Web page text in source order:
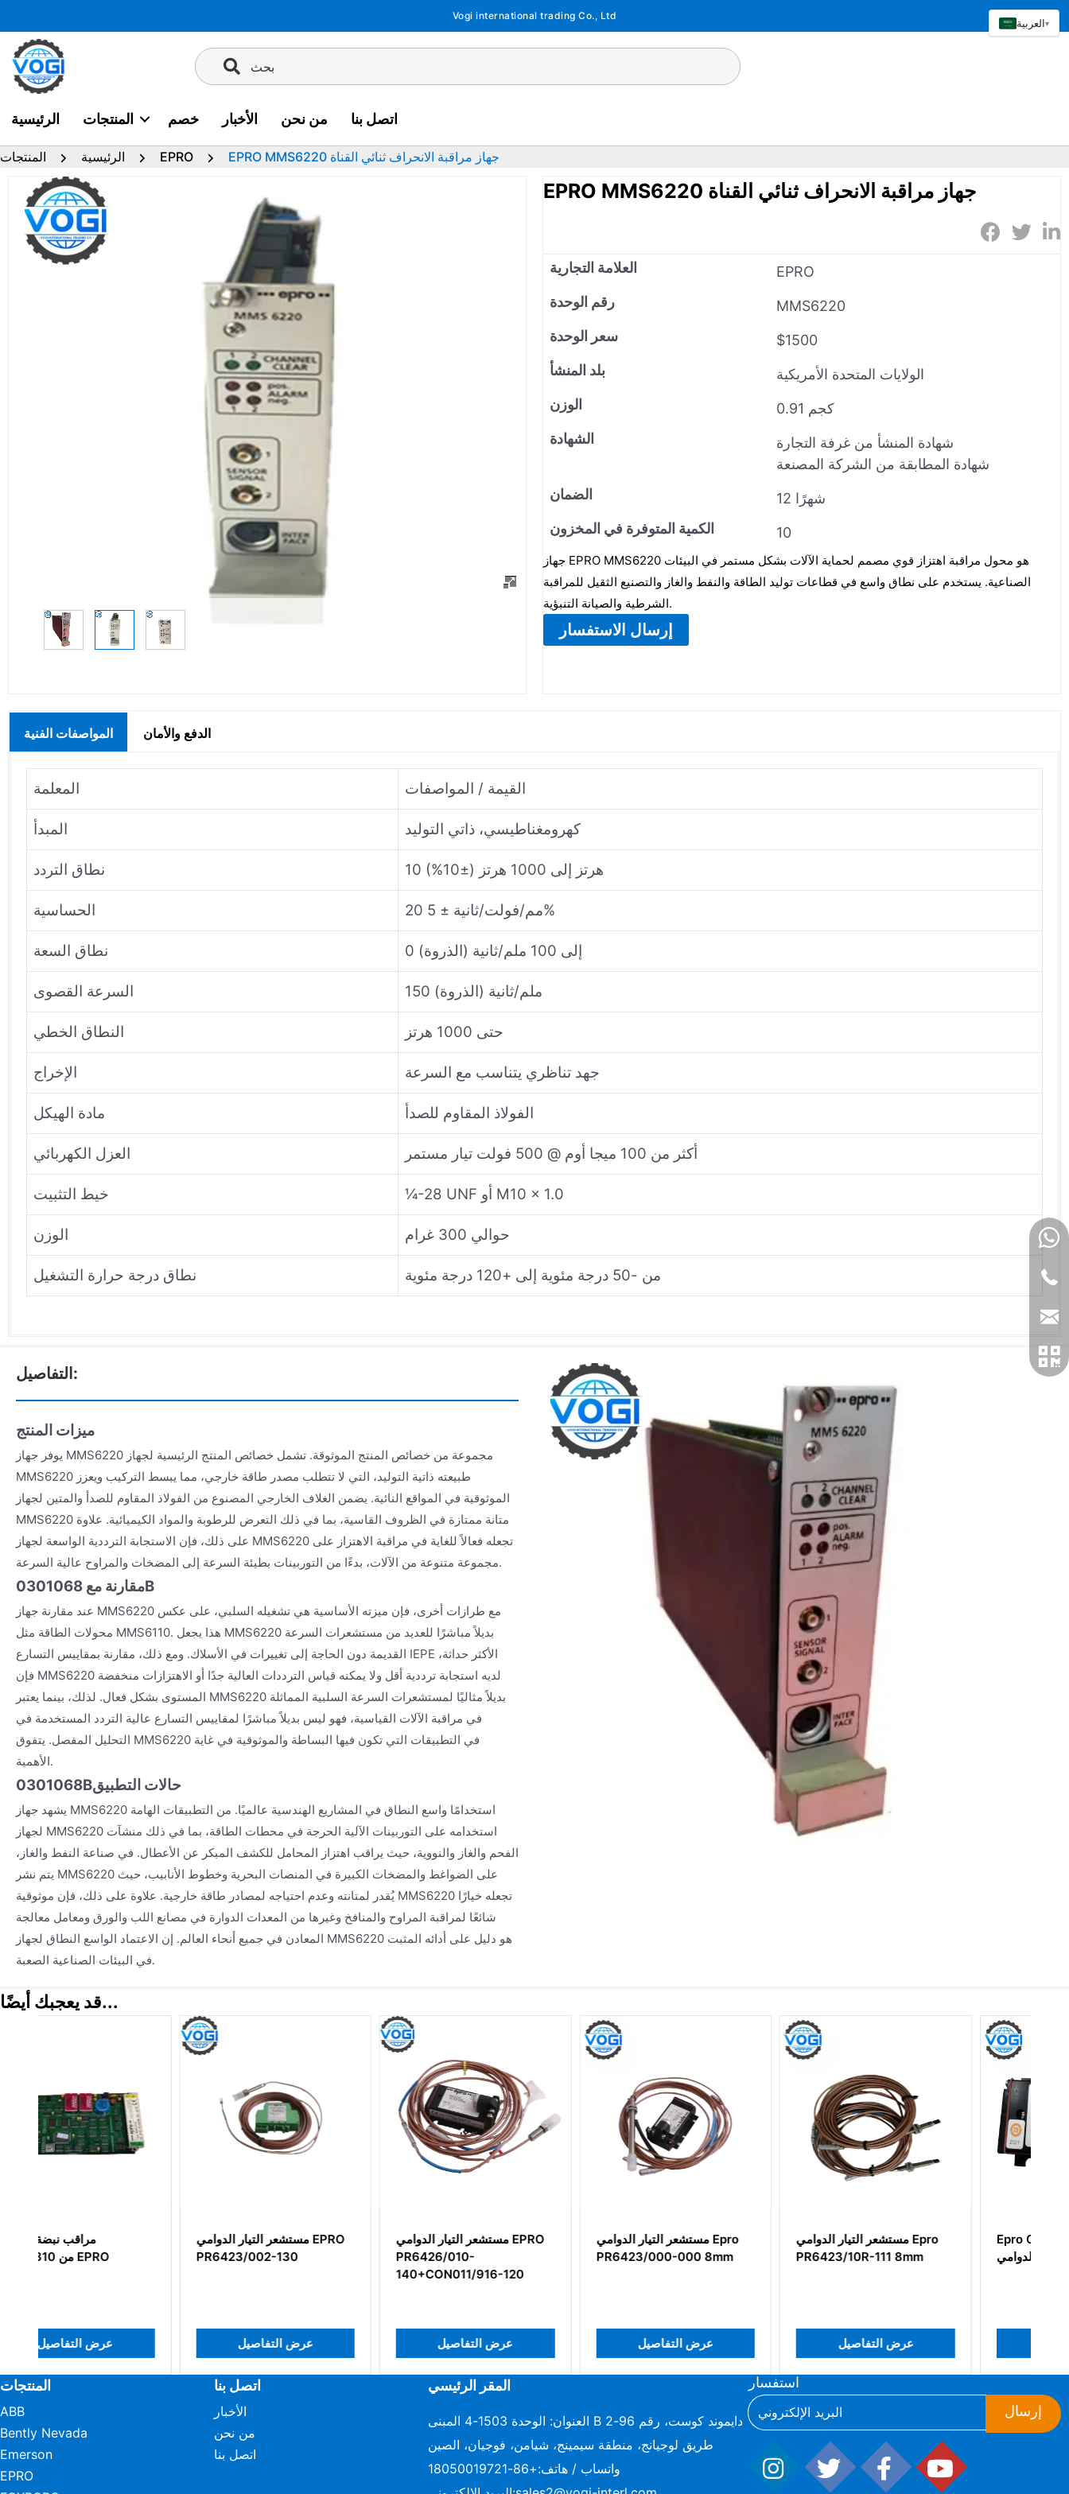
إلى
المحتوى
Vogi international trading Co., Ltd
بحث
الرئيسية المنتجات خصم الأخبار من نحن اتصل بنا
الرئيسية المنتجات EPRO EPRO MMS6220 جهاز مراقبة الانحراف ثنائي القناة
EPRO MMS6220 جهاز مراقبة الانحراف ثنائي القناة
العلامة التجارية
EPRO
رقم الوحدة
MMS6220
سعر الوحدة
$1500
بلد المنشأ
الولايات المتحدة الأمريكية
الوزن
0.91 كجم
الشهادة
شهادة المنشأ من غرفة التجارة
شهادة المطابقة من الشركة المصنعة
الضمان
12 شهرًا
الكمية المتوفرة في المخزون
10
جهاز EPRO MMS6220 هو محول مراقبة اهتزاز قوي مصمم لحماية الآلات بشكل مستمر في البيئات
الصناعية. يستخدم على نطاق واسع في قطاعات توليد الطاقة والنفط والغاز والتصنيع الثقيل للمراقبة
الشرطية والصيانة التنبؤية.
إرسال الاستفسار
المواصفات الفنية الدفع والأمان
المعلمة القيمة / المواصفات
المبدأ كهرومغناطيسي، ذاتي التوليد
نطاق التردد 10 هرتز إلى 1000 هرتز (±10%)
الحساسية 20 مم/فولت/ثانية ± 5%
نطاق السعة 0 إلى 100 ملم/ثانية (الذروة)
السرعة القصوى 150 ملم/ثانية (الذروة)
النطاق الخطي حتى 1000 هرتز
الإخراج جهد تناظري يتناسب مع السرعة
مادة الهيكل الفولاذ المقاوم للصدأ
العزل الكهربائي أكثر من 100 ميجا أوم @ 500 فولت تيار مستمر
خيط التثبيت ¼-28 UNF أو M10 × 1.0
الوزن حوالي 300 غرام
نطاق درجة حرارة التشغيل من -50 درجة مئوية إلى +120 درجة مئوية
التفاصيل:
ميزات المنتج
يوفر جهاز MMS6220 مجموعة من خصائص المنتج الموثوقة. تشمل خصائص المنتج الرئيسية لجهاز
MMS6220 طبيعته ذاتية التوليد، التي لا تتطلب مصدر طاقة خارجي، مما يبسط التركيب ويعزز
الموثوقية في المواقع النائية. يضمن الغلاف الخارجي المصنوع من الفولاذ المقاوم للصدأ والمتين لجهاز
MMS6220 متانة ممتازة في الظروف القاسية، بما في ذلك التعرض للرطوبة والمواد الكيميائية. علاوة
على ذلك، فإن الاستجابة الترددية الواسعة لجهاز MMS6220 تجعله فعالاً للغاية في مراقبة الاهتزاز على
مجموعة متنوعة من الآلات، بدءًا من التوربينات بطيئة السرعة إلى المضخات والمراوح عالية السرعة.
مقارنة مع 0301068B
عند مقارنة جهاز MMS6220 مع طرازات أخرى، فإن ميزته الأساسية هي تشغيله السلبي، على عكس
محولات الطاقة مثل MMS6110. هذا يجعل MMS6220 بديلاً مباشرًا للعديد من مستشعرات السرعة
القديمة دون الحاجة إلى تغييرات في الأسلاك. ومع ذلك، مقارنة بمقاييس التسارع IEPE الأكثر حداثة،
فإن MMS6220 لديه استجابة ترددية أقل ولا يمكنه قياس الترددات العالية جدًا أو الاهتزازات منخفضة
المستوى بشكل فعال. لذلك، بينما يعتبر MMS6220 بديلاً مثاليًا لمستشعرات السرعة السلبية المماثلة
في مراقبة الآلات القياسية، فهو ليس بديلاً مباشرًا لمقاييس التسارع عالية التردد المستخدمة في
التحليل المفصل. يتفوق MMS6220 في التطبيقات التي تكون فيها البساطة والموثوقية في غاية
الأهمية.
0301068Bحالات التطبيق
يشهد جهاز MMS6220 استخدامًا واسع النطاق في المشاريع الهندسية عالميًا. من التطبيقات الهامة
لجهاز MMS6220 استخدامه على التوربينات الآلية الحرجة في محطات الطاقة، بما في ذلك منشآت
الفحم والغاز والنووية، حيث يراقب اهتزاز المحامل للكشف المبكر عن الأعطال. في صناعة النفط والغاز،
يتم نشر MMS6220 على الضواغط والمضخات الكبيرة في المنصات البحرية وخطوط الأنابيب، حيث
يُقدر لمتانته وعدم احتياجه لمصادر طاقة خارجية. علاوة على ذلك، فإن موثوقية MMS6220 تجعله خيارًا
شائعًا لمراقبة المراوح والمنافخ وغيرها من المعدات الدوارة في مصانع اللب والورق ومعامل معالجة
المعادن في جميع أنحاء العالم. إن الاعتماد الواسع النطاق لجهاز MMS6220 هو دليل على أدائه المثبت
في البيئات الصناعية الصعبة.
قد يعجبك أيضًا...
مستشعر التيار الدوامي EPRO
PR6423/002-130
عرض التفاصيل
مستشعر التيار الدوامي EPRO
PR6426/010-
عرض التفاصيل
مستشعر التيار الدوامي Epro
PR6423/000-000 8mm
عرض التفاصيل
مستشعر التيار الدوامي Epro
PR6423/10R-111 8mm
عرض التفاصيل
Epro CON021 محول إشارة
التيار الدوامي
عرض التفاصيل
المنتجات
ABB
Bently Nevada
Emerson
EPRO
اتصل بنا
الأخبار
من نحن
اتصل بنا
المقر الرئيسي
العنوان: الوحدة 1503-4 المبنى B دايموند كوست، رقم 96-2
طريق لوجيانج، منطقة سيمينج، شيامن، فوجيان، الصين
واتساب / هاتف:+86-18050019721
استفسار
إرسال
العربية▾